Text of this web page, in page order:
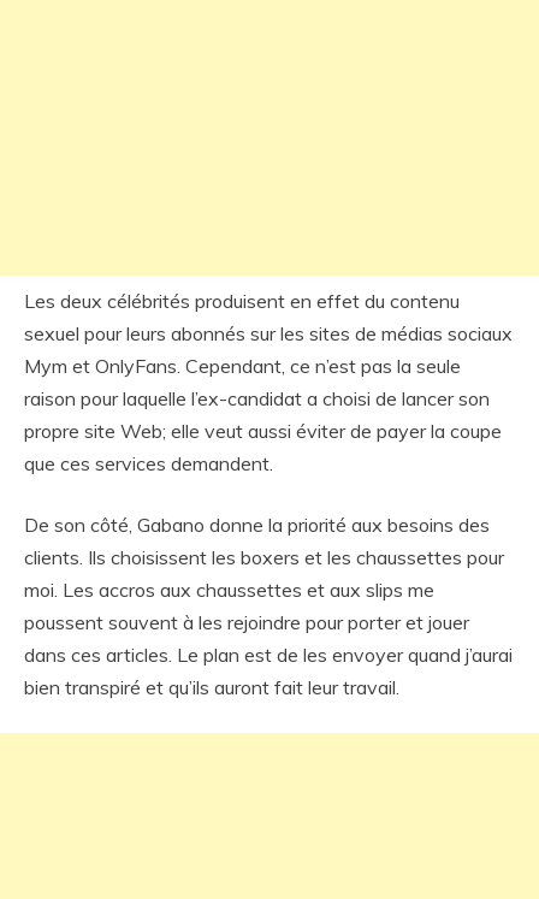
Les deux célébrités produisent en effet du contenu
sexuel pour leurs abonnés sur les sites de médias sociaux
Mym et OnlyFans. Cependant, ce n’est pas la seule
raison pour laquelle l’ex-candidat a choisi de lancer son
propre site Web; elle veut aussi éviter de payer la coupe
que ces services demandent.
De son côté, Gabano donne la priorité aux besoins des
clients. Ils choisissent les boxers et les chaussettes pour
moi. Les accros aux chaussettes et aux slips me
poussent souvent à les rejoindre pour porter et jouer
dans ces articles. Le plan est de les envoyer quand j’aurai
bien transpiré et qu’ils auront fait leur travail.